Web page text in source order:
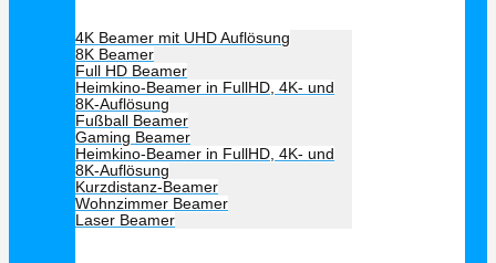
4K Beamer mit UHD Auflösung
8K Beamer
Full HD Beamer
Heimkino-Beamer in FullHD, 4K- und
8K-Auflösung
Fußball Beamer
Gaming Beamer
Heimkino-Beamer in FullHD, 4K- und
8K-Auflösung
Kurzdistanz-Beamer
Wohnzimmer Beamer
Laser Beamer